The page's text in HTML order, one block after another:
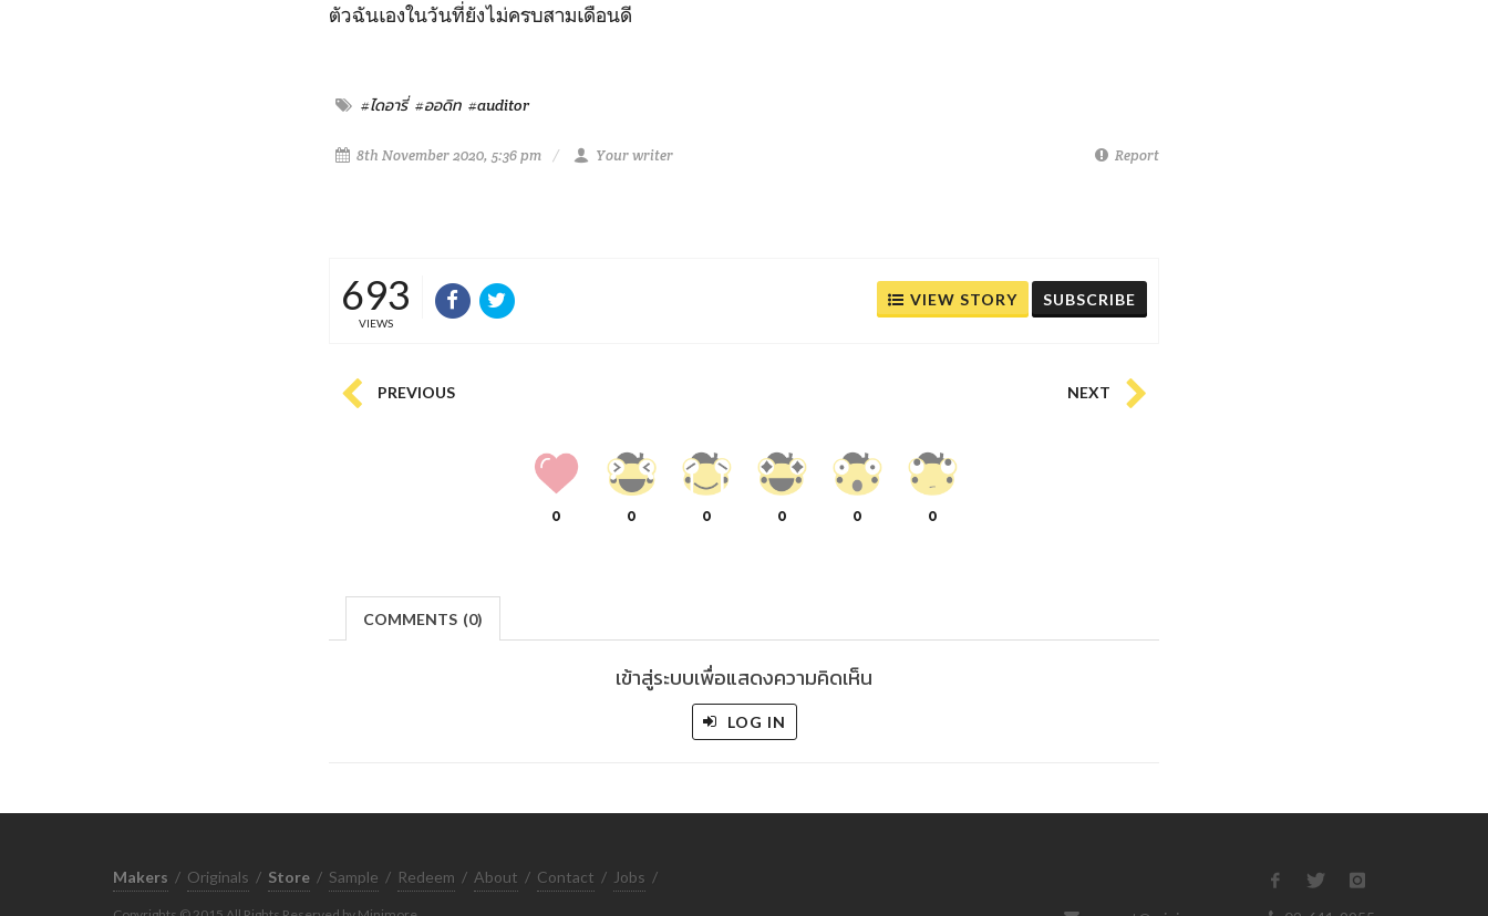
ตัวฉันเองในวันที่ยังไม่ครบสามเดือนดี
#ไดอารี่ #ออดิท #auditor
8th November 2020, 5:36 pm Your writer Report
693
VIEWS
VIEW STORY SUBSCRIBE
PREVIOUS NEXT
0 0 0 0 0 0
COMMENTS (0)
เข้าสู่ระบบเพื่อแสดงความคิดเห็น
LOG IN
Makers / Originals / Store / Sample / Redeem / About / Contact / Jobs /